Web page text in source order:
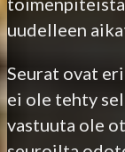
uudelleen
Seurat ovat
ei ole tehty
vastuuta ole